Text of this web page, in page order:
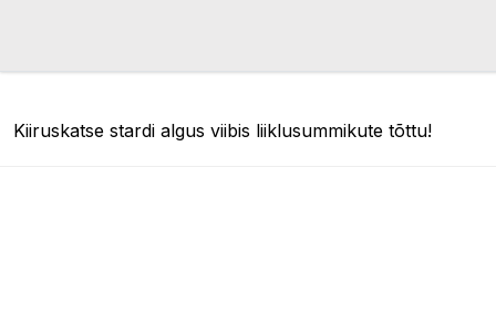
Kiiruskatse stardi algus viibis liiklusummikute tõttu!